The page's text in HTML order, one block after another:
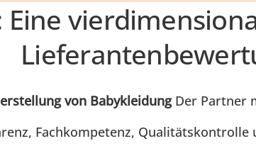
Eine
von BabykleidungDer Partner
Fachkompetenz, Qualitätskontrolle